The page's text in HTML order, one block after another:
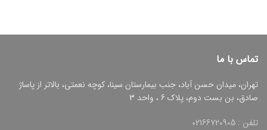
تماس با ما
تهران، میدان حسن آباد، جنب بیمارستان سینا، کوچه نعمتی، بالاتر از پاساژ
صادق، بن بست دوم، پلاک 6 ، واحد 3
تلفن : 02166720905